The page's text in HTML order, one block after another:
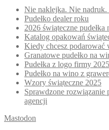
Nie naklejka. Nie
Pudełko dealer roku
2026 świąteczne
Katalog opakowań
Kiedy chcesz podarować
Granatowe pudełko na
Pudełka z logo firmy 2025
Pudełko na wino z
Wzory świąteczne 2025
Sprawdzone
agencji
Mastodon